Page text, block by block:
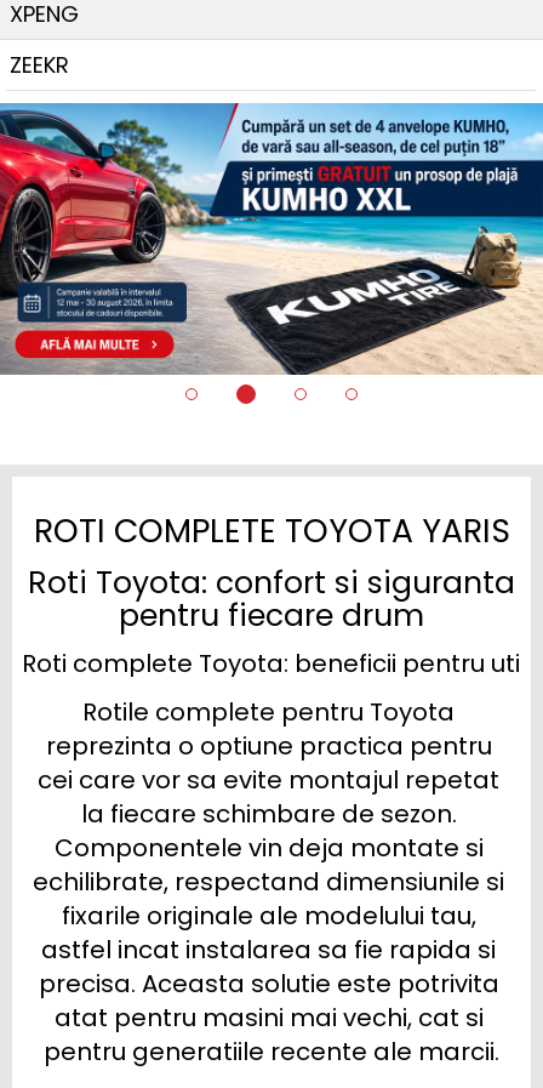
XPENG
ZEEKR
ROTI COMPLETE TOYOTA YARIS
Roti Toyota: confort si siguranta
pentru fiecare drum
Roti complete Toyota: beneficii pentru
Rotile complete pentru Toyota
reprezinta o optiune practica pentru
cei care vor sa evite montajul repetat
la fiecare schimbare de sezon.
Componentele vin deja montate si
echilibrate, respectand dimensiunile si
fixarile originale ale modelului tau,
astfel incat instalarea sa fie rapida si
precisa. Aceasta solutie este potrivita
atat pentru masini mai vechi, cat si
pentru generatiile recente ale marcii.